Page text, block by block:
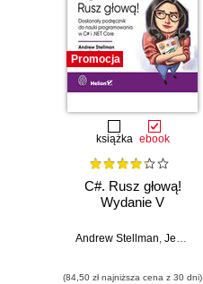
Promocja
książka ebook
C#. Rusz głową!
Wydanie V
Andrew Stellman, Jennifer Greene
(84,50 zł najniższa cena z 30 dni)